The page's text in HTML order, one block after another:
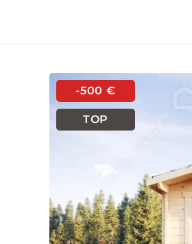
-500 €
TOP